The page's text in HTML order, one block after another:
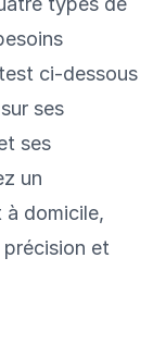
ci-dessous
ses
ses
un
à domicile,
et